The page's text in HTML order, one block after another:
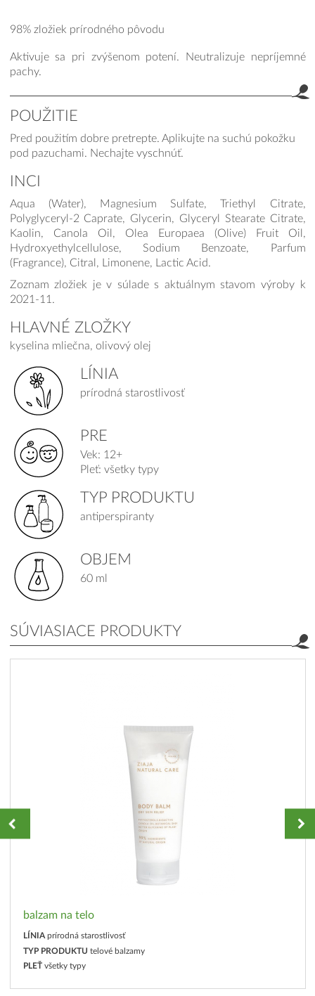
98% zložiek prírodného pôvodu
Aktivuje sa pri zvýšenom potení. Neutralizuje nepríjemné
pachy.
POUŽITIE
Pred použitím dobre pretrepte. Aplikujte na suchú pokožku
pod pazuchami. Nechajte vyschnúť.
INCI
Aqua (Water), Magnesium Sulfate, Triethyl Citrate,
Polyglyceryl-2 Caprate, Glycerin, Glyceryl Stearate Citrate,
Kaolin, Canola Oil, Olea Europaea (Olive) Fruit Oil,
Hydroxyethylcellulose, Sodium Benzoate, Parfum
(Fragrance), Citral, Limonene, Lactic Acid.
Zoznam zložiek je v súlade s aktuálnym stavom výroby k
2021-11.
HLAVNÉ ZLOŽKY
kyselina mliečna, olivový olej
LÍNIA
prírodná starostlivosť
PRE
Vek: 12+
Pleť: všetky typy
TYP PRODUKTU
antiperspiranty
OBJEM
60 ml
SÚVIASIACE PRODUKTY
balzam na telo
LÍNIA prírodná starostlivosť
TYP PRODUKTU telové balzamy
PLEŤ všetky typy